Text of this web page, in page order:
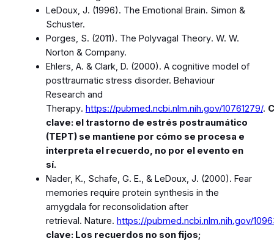
LeDoux, J. (1996). The Emotional Brain. Simon &
Schuster.
Porges, S. (2011). The Polyvagal Theory. W. W.
Norton & Company.
Ehlers, A. & Clark, D. (2000). A cognitive model of
posttraumatic stress disorder. Behaviour
Research and
Therapy. https://pubmed.ncbi.nlm.nih.gov/10761279/.
clave: el trastorno de estrés postraumático
(TEPT) se mantiene por cómo se procesa e
interpreta el recuerdo, no por el evento en
sí.
Nader, K., Schafe, G. E., & LeDoux, J. (2000). Fear
memories require protein synthesis in the
amygdala for reconsolidation after
retrieval. Nature. https://pubmed.ncbi.nlm.nih.gov/
clave: Los recuerdos no son fijos;